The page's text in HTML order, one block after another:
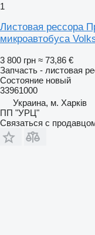
1
Листовая рессора
микроавтобуса
3 800 грн ≈ 73,86 €
Запчасть - листовая
Состояние новый
33961000
Украина, м. Харків
ПП "УРЦ"
Связаться с